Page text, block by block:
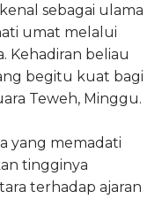
sebagai ulama
umat melalui
Kehadiran beliau
begitu kuat bagi
Teweh, Minggu.
yang memadati
tingginya
terhadap ajaran